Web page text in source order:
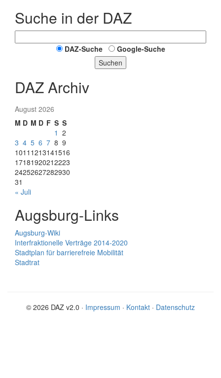
Suche in der DAZ
DAZ-Suche
Google-Suche
Suchen
DAZ Archiv
August 2026
M D M D F S S
1 2
3 4 5 6 7 8 9
1011 1213141516
17181920212223
24252627282930
31
« Juli
Augsburg-Links
Augsburg-Wiki
Interfraktionelle Verträge 2014-2020
Stadtplan für barrierefreie Mobilität
Stadtrat
© 2026 DAZ v2.0 · Impressum · Kontakt · Datenschutz